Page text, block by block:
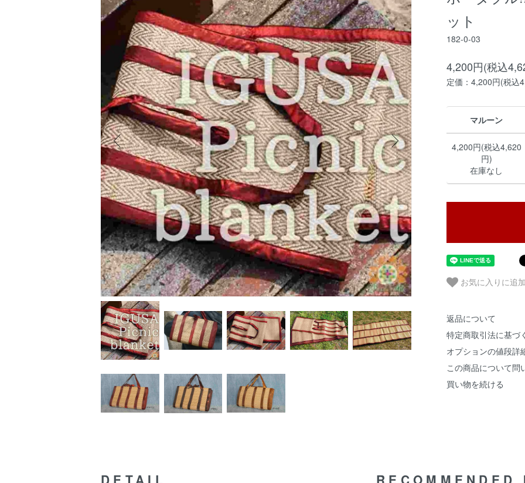
ット
182-0-03
4,200円(税込
定価：4,200円(税込
マルーン
4,200円(税込4,620
円)
在庫なし
お気に入りに追加
返品について
特定商取引法に基づ
オプションの値段詳
この商品について問
買い物を続ける